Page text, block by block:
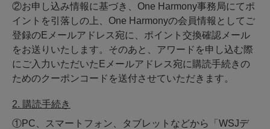
②お申し込み情報に基づき、One Harmony事務局にてポ
イントを引落しの上、One Harmonyの会員情報としてご
登録のEメールアドレス宛に、ポイント交換確認メール
をお送りいたします。そのあと、アワードを申し込む際
にご入力いただいたEメールアドレス宛に購読手続きの
ためのクーポンコードを送付させていただきます。
2. 購読手続き
①PC、スマートフォン、タブレットなどから「WSJデ